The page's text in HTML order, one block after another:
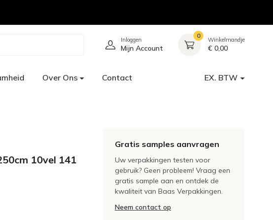
Inloggen
Mijn Account
0
Winkelmandje
€ 0,00
Over Ons Contact EX. BTW
10vel 141
Gratis samples aanvragen
Uw verpakkingen testen voor
gebruik? Geen probleem! Vraag een
gratis sample aan en ontdek de
kwaliteit van Baas Verpakkingen.
Neem contact op